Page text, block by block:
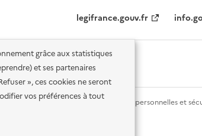
grâce aux statistiques
et ses partenaires
», ces cookies ne seront
vos préférences à tout
legifrance.gouv.fr
Mentions légales Données personnelles et